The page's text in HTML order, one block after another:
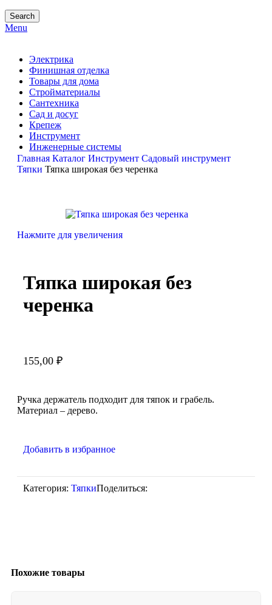
Search
Menu
Электрика
Финишная отделка
Товары для дома
Стройматериалы
Сантехника
Сад и досуг
Крепеж
Инструмент
Инженерные системы
Главная Каталог Инструмент Садовый инструмент
Тяпки Тяпка широкая без черенка
Нажмите для увеличения
Тяпка широкая без
черенка
155,00 ₽
Ручка держатель подходит для тяпок и грабель.
Материал – дерево.
Добавить в избранное
Категория: ТяпкиПоделиться:
Похожие товары